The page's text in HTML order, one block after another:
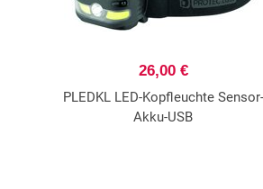
26,00 €
PLEDKL LED-Kopfleuchte Sensor-
Akku-USB